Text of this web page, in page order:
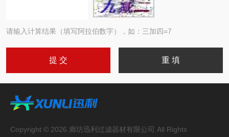
请输入计算结果（填写阿拉伯数字），如：三加四=7
Copyright © 2026 廊坊迅利过滤器材有限公司 All Rights